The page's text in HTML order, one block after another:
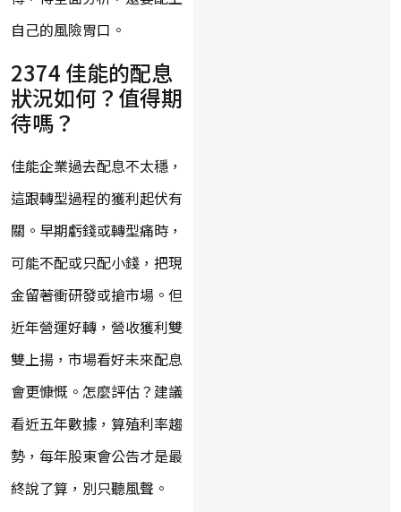
自己的風險胃口。
2374 佳能的配息
狀況如何？值得期
待嗎？
佳能企業過去配息不太穩，
這跟轉型過程的獲利起伏有
關。早期虧錢或轉型痛時，
可能不配或只配小錢，把現
金留著衝研發或搶市場。但
近年營運好轉，營收獲利雙
雙上揚，市場看好未來配息
會更慷慨。怎麼評估？建議
看近五年數據，算殖利率趨
勢，每年股東會公告才是最
終說了算，別只聽風聲。